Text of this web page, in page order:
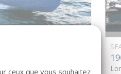
m Année : 2026
ceux que vous souhaitez